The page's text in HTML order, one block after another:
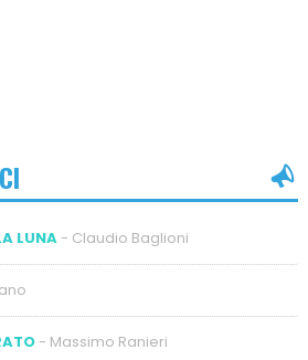
LUNA- Claudio Baglioni
- Massimo Ranieri